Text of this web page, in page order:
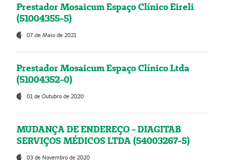
Prestador Mosaicum Espaço Clínico Eireli
(51004355-5)
07 de Maio de 2021
Prestador Mosaicum Espaço Clínico Ltda
(51004352-0)
01 de Outubro de 2020
MUDANÇA DE ENDEREÇO - DIAGITAB
SERVIÇOS MÉDICOS LTDA (54003267-5)
03 de Novembro de 2020